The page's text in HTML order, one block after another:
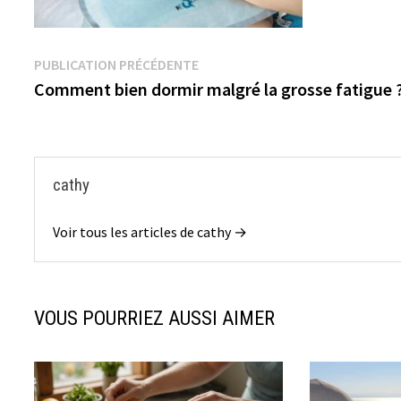
Navigation
de
PUBLICATION PRÉCÉDENTEPublication
précédente :
Comment bien dormir malgré la grosse fatigue
cathy
Voir tous les articles de cathy →
VOUS POURRIEZ AUSSI AIMER